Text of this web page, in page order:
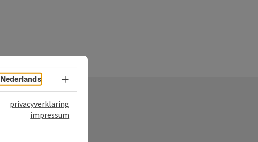
Nederlands Taalkeuze - menu openen
privacyverklaring
impressum